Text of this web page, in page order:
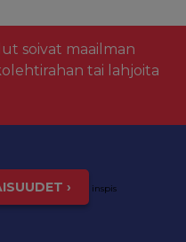
soivat maailman
tai lahjoita
› inspis